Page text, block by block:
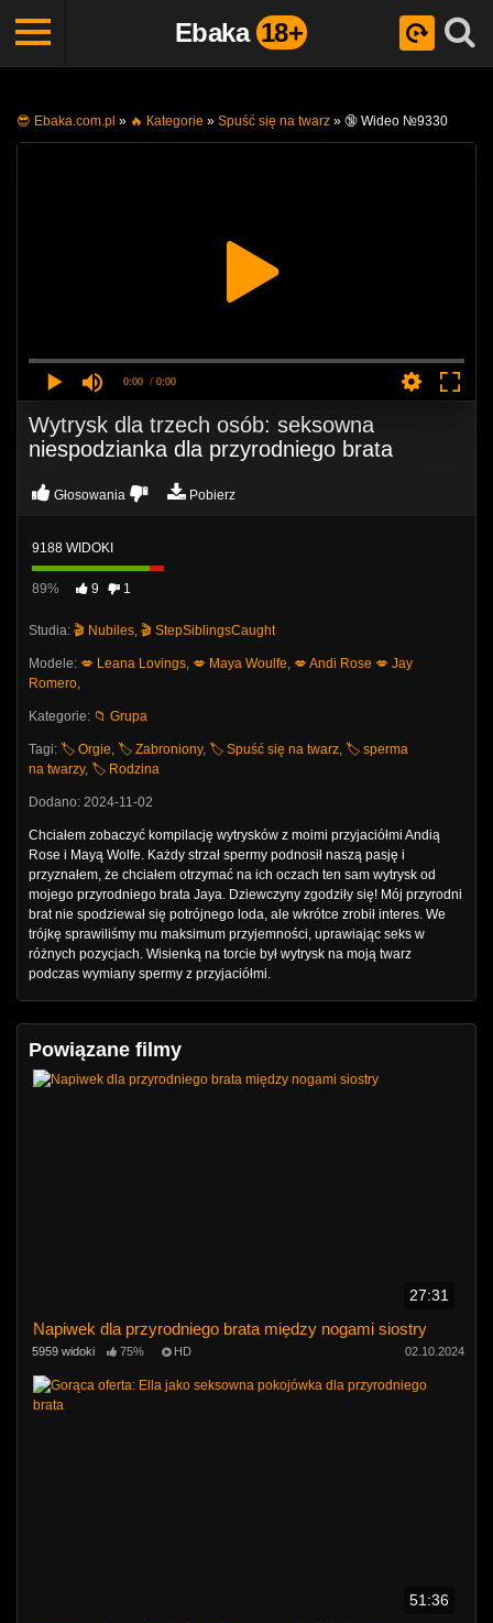
Ebaka 18+
😎 Ebaka.com.pl » 🔥 Кategorie » Spuść się na twarz » 🔞 Wideo №9330
0:00 / 0:00
Wytrysk dla trzech osób: seksowna
niespodzianka dla przyrodniego brata
Głosowania Pobierz
9188 WIDOKI
89% 9 1
Studia: 🎬 Nubiles, 🎬 StepSiblingsCaught
Modele: 💋 Leana Lovings, 💋 Maya Woulfe, 💋 Andi Rose 💋 Jay
Romero,
Kategorie: 📁 Grupa
Tagi: 🏷️ Orgie, 🏷️ Zabroniony, 🏷️ Spuść się na twarz, 🏷️ sperma
na twarzy, 🏷️ Rodzina
Dodano: 2024-11-02
Chciałem zobaczyć kompilację wytrysków z moimi przyjaciółmi Andią
Rose i Mayą Wolfe. Każdy strzał spermy podnosił naszą pasję i
przyznałem, że chciałem otrzymać na ich oczach ten sam wytrysk od
mojego przyrodniego brata Jaya. Dziewczyny zgodziły się! Mój przyrodni
brat nie spodziewał się potrójnego loda, ale wkrótce zrobił interes. We
trójkę sprawiliśmy mu maksimum przyjemności, uprawiając seks w
różnych pozycjach. Wisienką na torcie był wytrysk na moją twarz
podczas wymiany spermy z przyjaciółmi.
Powiązane filmy
27:31
Napiwek dla przyrodniego brata między nogami siostry
5959 widoki 75% HD 02.10.2024
51:36